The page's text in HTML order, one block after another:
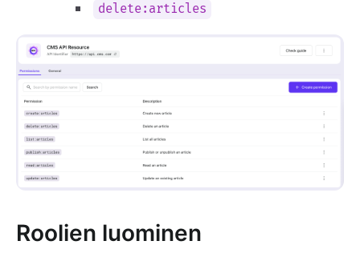
delete:articles
Roolien luominen